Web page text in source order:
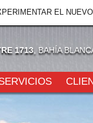
1713 , BAHÍA
EL NUEVO